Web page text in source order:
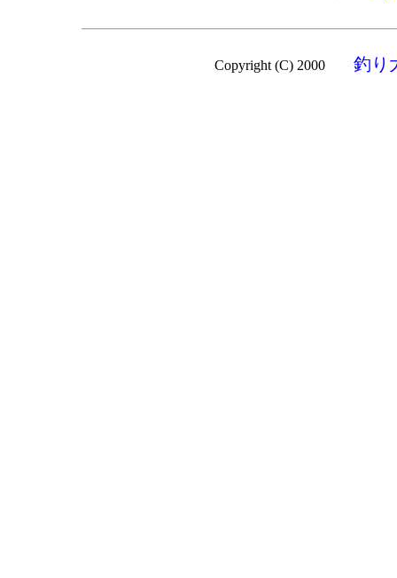
Copyright (C) 2000 釣り